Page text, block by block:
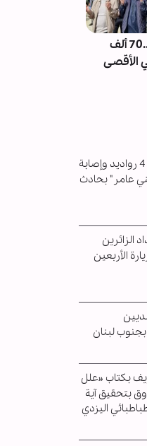
رغم تشديدات الاحتلال...70 ألف
الأقصى
وفاة 4 رواديد وإصابة
عامر" بحادث
الزائرين
الأربعين
لبنان
بكتاب «علل
بتحقيق آية
اليزدي